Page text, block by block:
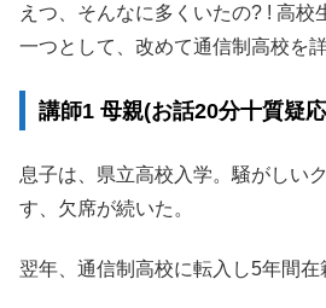
えつ、そんなに多くいたの? ! 高校
一つとして、改めて通信制高校を
講師1 母親(お話20分十質疑
息子は、県立高校入学。騒がしい
す、欠席が続いた。
翌年、通信制高校に転入し5年間在